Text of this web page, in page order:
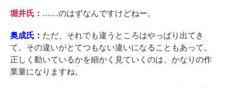
堀井氏： ……のはずなんですけどねー。
奥成氏： ただ、それでも違うところはやっぱり出てき
て。その違いがとてつもない違いになることもあって。
正しく動いているかを細かく見ていくのは、かなりの作
業量になりますね。